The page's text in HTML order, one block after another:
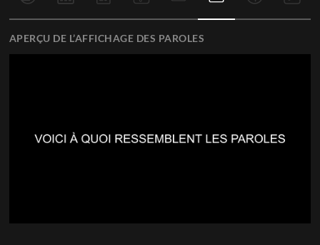
APERÇU DE L’AFFICHAGE DES PAROLES